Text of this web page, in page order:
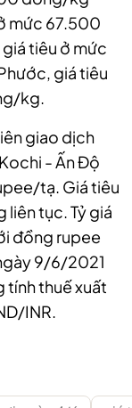
mức 67.500
giá tiêu ở mức
giá tiêu
kg.
giao dịch
- Ấn Độ
tạ. Giá tiêu
liên tục. Tỷ giá
đồng rupee
9/6/2021
tính thuế xuất
INR.